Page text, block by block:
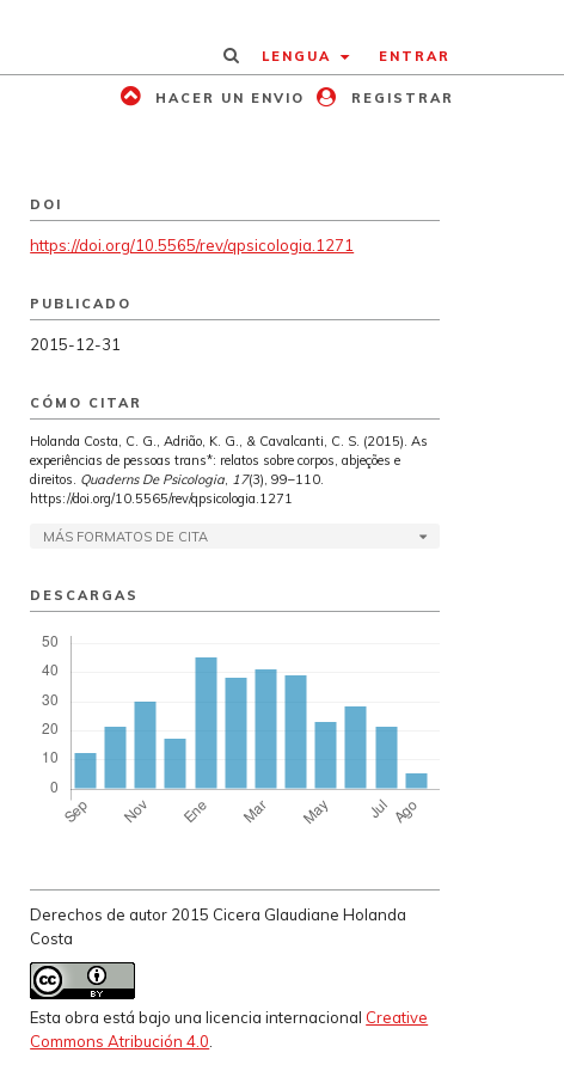
LENGUA ENTRAR
HACER UN ENVIO REGISTRAR
DOI
https://doi.org/10.5565/rev/qpsicologia.1271
PUBLICADO
2015-12-31
CÓMO CITAR
Holanda Costa, C. G., Adrião, K. G., & Cavalcanti, C. S. (2015). As
experiências de pessoas trans*: relatos sobre corpos, abjeções e
direitos. Quaderns De Psicologia, 17(3), 99–110.
https://doi.org/10.5565/rev/qpsicologia.1271
MÁS FORMATOS DE CITA
DESCARGAS
Derechos de autor 2015 Cicera Glaudiane Holanda
Costa
Esta obra está bajo una licencia internacional Creative
Commons Atribución 4.0